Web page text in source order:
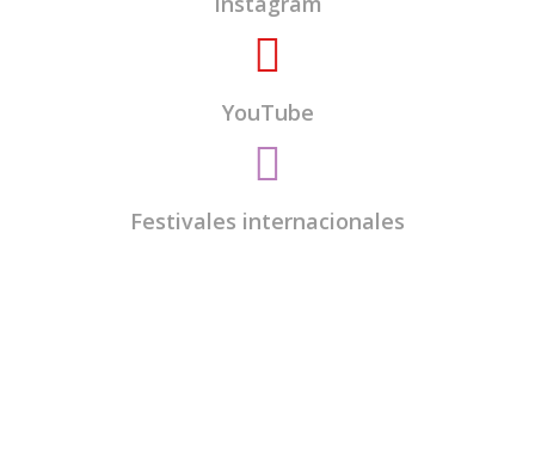
YouTube
Festivales internacionales